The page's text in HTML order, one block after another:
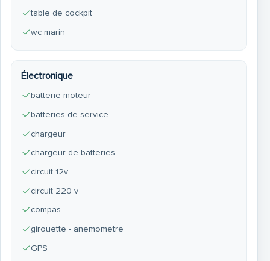
table de cockpit
wc marin
Électronique
batterie moteur
batteries de service
chargeur
chargeur de batteries
circuit 12v
circuit 220 v
compas
girouette - anemometre
GPS